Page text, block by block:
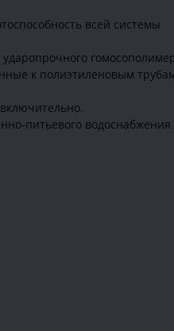
всей системы
к полиэтиленовым
питьевого водоснабжения